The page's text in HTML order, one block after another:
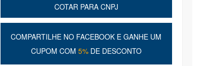
COTAR PARA CNPJ
COMPARTILHE NO FACEBOOK E GANHE UM
CUPOM COM 5%DE DESCONTO